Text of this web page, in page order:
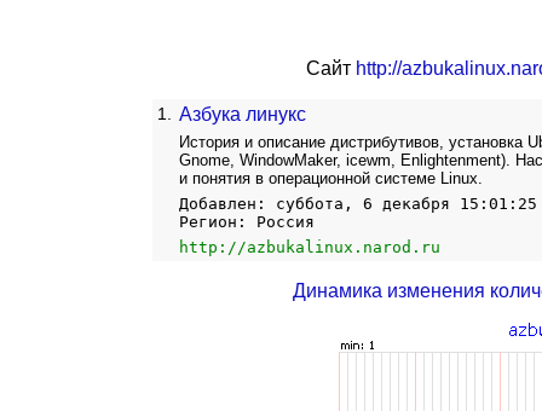
Сайт http://
1. Азбука линукс
История и описание дистрибутивов,
Gnome, WindowMaker, icewm, Enlightenment).
и понятия в операционной системе Linux.
Добавлен: суббота, 6 декабря 15:01:25
Регион: Россия
http://azbukalinux.narod.ru
Динамика изменения